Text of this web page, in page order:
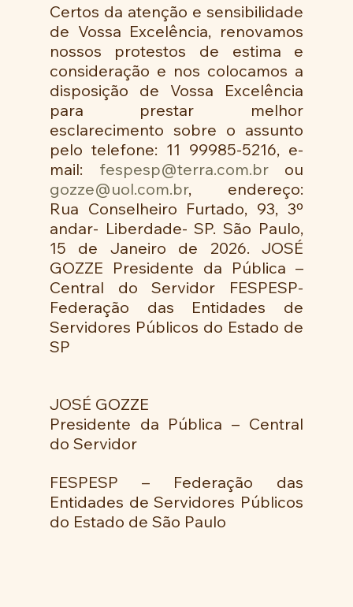
Certos da atenção e sensibilidade
de Vossa Excelência, renovamos
nossos protestos de estima e
consideração e nos colocamos a
disposição de Vossa Excelência
para prestar melhor
esclarecimento sobre o assunto
pelo telefone: 11 99985-5216, e-
mail: fespesp@terra.com.br
gozze@uol.com.br, endereço:
Rua Conselheiro Furtado, 93, 3º
andar- Liberdade- SP. São Paulo,
15 de Janeiro de 2026. JOSÉ
GOZZE Presidente da Pública –
Central do Servidor FESPESP-
Federação das Entidades de
Servidores Públicos do Estado de
SP
JOSÉ GOZZE
Presidente da Pública – Central
do Servidor
FESPESP – Federação das
Entidades de Servidores Públicos
do Estado de São Paulo